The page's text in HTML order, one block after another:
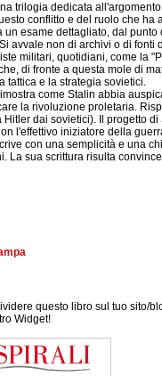
trilogia dedicata
conflitto e del ruolo che
un esame dettagliato, dal
avvale non di archivi o di
militari, quotidiani, come la
di fronte a questa mole di
tattica e la strategia sovietici.
come Stalin abbia
la rivoluzione proletaria.
Hitler dai sovietici). Il progetto
l'effettivo iniziatore della
con una semplicità e una
La sua scrittura risulta
questo libro sul tuo sito/
Widget!